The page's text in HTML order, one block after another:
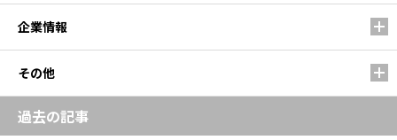
企業情報
その他
過去の記事